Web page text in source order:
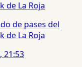
de pases del
de La Roja
21:53